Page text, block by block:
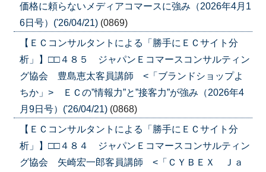
価格に頼らないメディアコマースに強み（2026年4月1
6日号）('26/04/21) (0869)
【ＥＣコンサルタントによる「勝手にＥＣサイト分
析」】□□４８５ ジャパンＥコマースコンサルティン
グ協会 豊島恵太客員講師 <「ブランドショップよ
ちか」> ＥＣの”情報力”と”接客力”が強み（2026年4
月9日号）('26/04/21) (0868)
【ＥＣコンサルタントによる「勝手にＥＣサイト分
析」】□□４８４ ジャパンＥコマースコンサルティン
グ協会 矢崎宏一郎客員講師 <「ＣＹＢＥＸ Ｊａ